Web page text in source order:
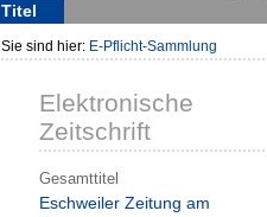
Titel
Sie sind hier: E-Pflicht-Sammlung
Elektronische
Zeitschrift
Gesamttitel
Eschweiler Zeitung am